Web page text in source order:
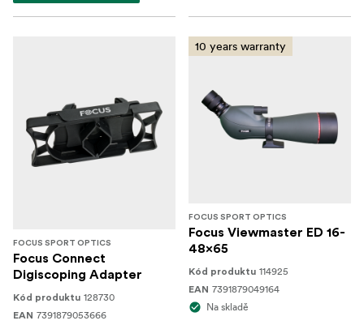
FOCUS SPORT OPTICS
Focus Connect
Digiscoping Adapter
Kód produktu 128730
EAN 7391879053666
10 years warranty
FOCUS SPORT OPTICS
Focus Viewmaster ED 16-
48x65
Kód produktu 114925
EAN 7391879049164
Na skladě